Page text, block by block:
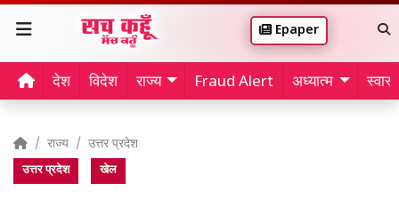
Epaper
देश विदेश राज्य Fraud Alert अध्यात्म
राज्य उत्तर प्रदेश
उत्तर प्रदेश खेल